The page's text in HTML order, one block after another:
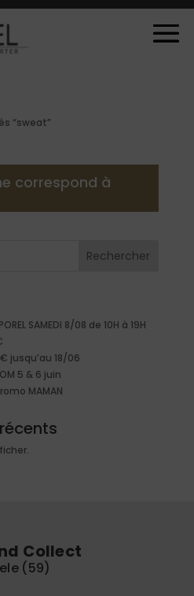
“sweat”
correspond à
Rechercher
SAMEDI 8/08 de 10H à 19H
jusqu’au 18/06
5 & 6 juin
MAMAN
Collect
(59)